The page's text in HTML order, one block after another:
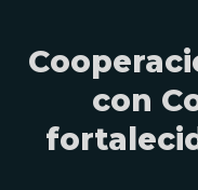
con